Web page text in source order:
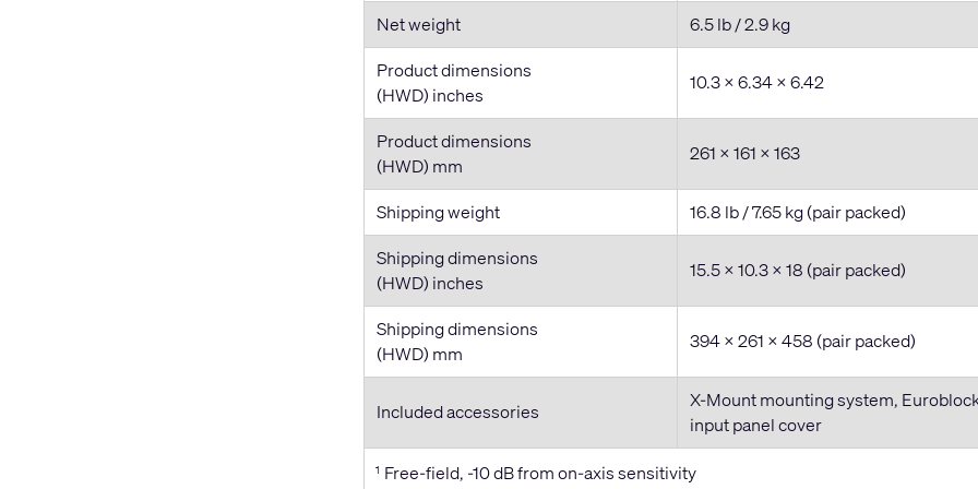
Net weight
6.5 lb / 2.9 kg
Product dimensions
(HWD) inches
10.3 × 6.34 × 6.42
Product dimensions
(HWD) mm
261 × 161 × 163
Shipping weight
16.8 lb / 7.65 kg (pair packed)
Shipping dimensions
(HWD) inches
15.5 × 10.3 × 18 (pair packed)
Shipping dimensions
(HWD) mm
394 × 261 × 458 (pair packed)
Included accessories
X-Mount mounting system,
input panel cover
1 Free-field, -10 dB from on-axis sensitivity